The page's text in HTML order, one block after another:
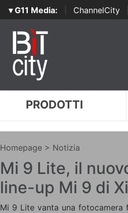
▾ G11 Media: ChannelCity
PRODOTTI
Homepage > Notizia
Mi 9 Lite, il
line-up Mi 9 di
Mi 9 Lite vanta una fotocamera